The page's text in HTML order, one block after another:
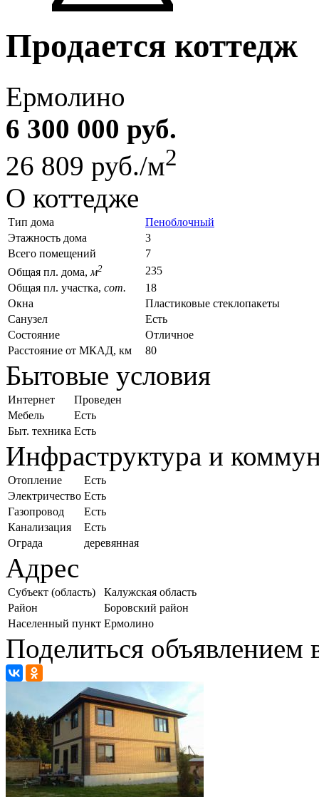
Продается коттедж
Ермолино
6 300 000 руб.
26 809 руб./м2
О коттедже
Тип дома
Пеноблочный
Этажность дома
3
Всего помещений
7
Общая пл. дома, м2
235
Общая пл. участка, сот.
18
Окна
Пластиковые стеклопакеты
Санузел
Есть
Состояние
Отличное
Расстояние от МКАД, км
80
Бытовые условия
Интернет
Проведен
Мебель
Есть
Быт. техника Есть
Инфраструктура и
Отопление
Есть
Электричество Есть
Газопровод
Есть
Канализация
Есть
Ограда
деревянная
Адрес
Субъект (область)
Калужская область
Район
Боровский район
Населенный пункт Ермолино
Поделиться объявлением